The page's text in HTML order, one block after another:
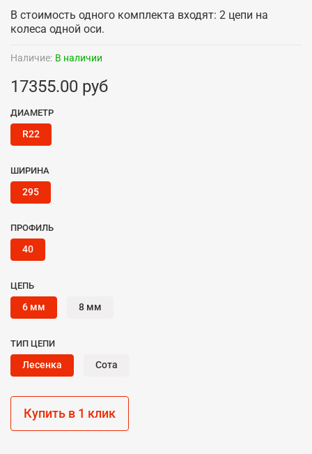
Наличие: В наличии
17355.00 руб
Купить в 1 клик
ДИАМЕТР
R22
ШИРИНА
295
ПРОФИЛЬ
40
ЦЕПЬ
6 мм 8 мм
ТИП ЦЕПИ
Лесенка Сота
В стоимость одного комплекта входят: 2 цепи на
колеса одной оси.